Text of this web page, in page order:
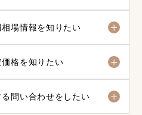
場情報を知りたい
格を知りたい
問い合わせをしたい